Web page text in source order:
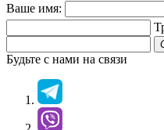
Ваше имя:
Будьте с нами на связи